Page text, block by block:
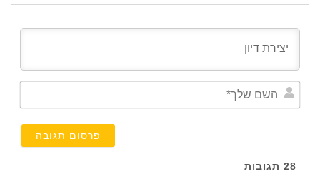
28 תגובות